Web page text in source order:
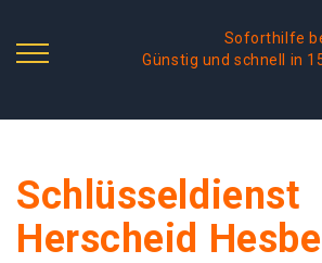
Soforthilfe
Günstig und schnell in
Schlüsseldienst
Herscheid